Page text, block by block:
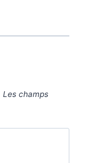
Les champs